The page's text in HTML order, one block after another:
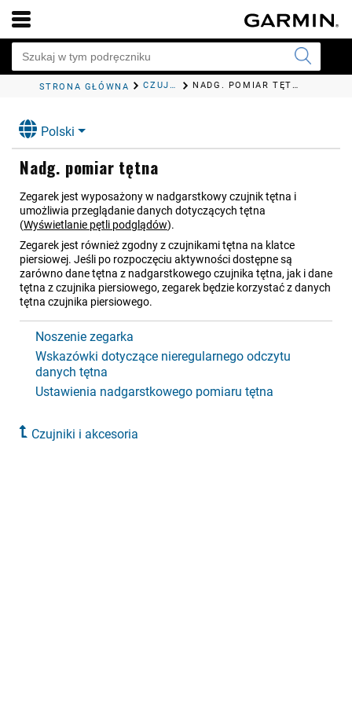
STRONA GŁÓWNA CZUJNIKI I AKCESORIA NADG. POMIAR TĘTNA
Polski
Nadg. pomiar tętna
Zegarek jest wyposażony w nadgarstkowy czujnik tętna i
umożliwia przeglądanie danych dotyczących tętna
(Wyświetlanie pętli podglądów).
Zegarek jest również zgodny z czujnikami tętna na klatce
piersiowej. Jeśli po rozpoczęciu aktywności dostępne są
zarówno dane tętna z nadgarstkowego czujnika tętna, jak i dane
tętna z czujnika piersiowego, zegarek będzie korzystać z danych
tętna czujnika piersiowego.
Noszenie zegarka
Wskazówki dotyczące nieregularnego odczytu
danych tętna
Ustawienia nadgarstkowego pomiaru tętna
Czujniki i akcesoria